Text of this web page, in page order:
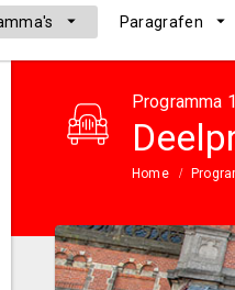
Paragrafen
Programma
Home